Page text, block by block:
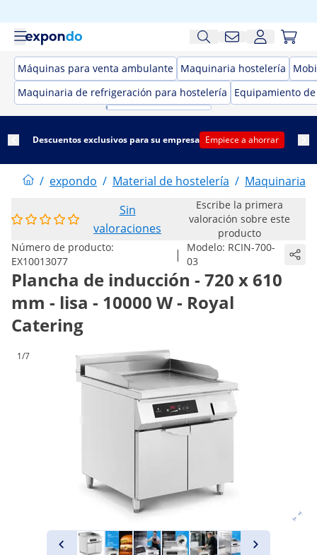
Máquinas para venta ambulante Maquinaria hostelería
Maquinaria de refrigeración para hostelería
Equipamiento
Descuentos exclusivos para su empresa Empiece a ahorrar
/ expondo / Material de hostelería / Maquinaria
Sin
valoraciones
Escribe la primera
valoración sobre este
producto
Número de producto:
EX10013077
| Modelo: RCIN-700-
03
Plancha de inducción - 720 x 610
mm - lisa - 10000 W - Royal
Catering
1/7